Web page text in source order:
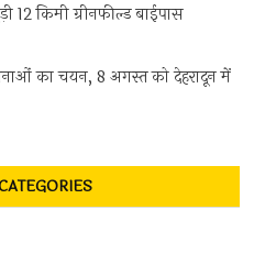
12 किमी ग्रीनफील्ड बाईपास
का चयन, 8 अगस्त को देहरादून में